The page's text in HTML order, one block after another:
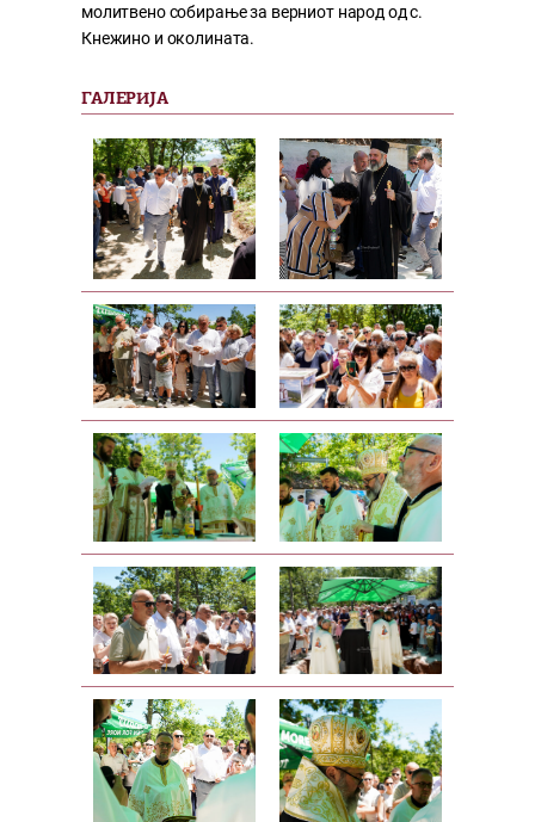
молитвено собирање за верниот народ од с.
Кнежино и околината.